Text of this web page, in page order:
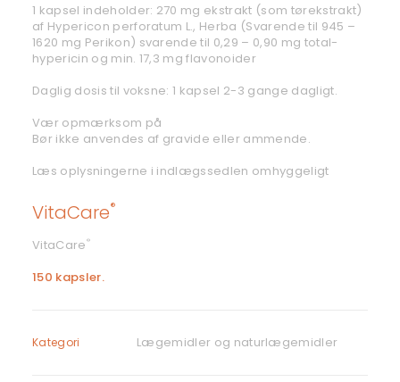
1 kapsel indeholder: 270 mg ekstrakt (som tørekstrakt)
af Hypericon perforatum L., Herba (Svarende til 945 –
1620 mg Perikon) svarende til 0,29 – 0,90 mg total-
hypericin og min. 17,3 mg flavonoider
Daglig dosis til voksne: 1 kapsel 2-3 gange dagligt.
Vær opmærksom på
Bør ikke anvendes af gravide eller ammende.
Læs oplysningerne i indlægssedlen omhyggeligt
VitaCare®
VitaCare®
150 kapsler.
Kategori Lægemidler og naturlægemidler